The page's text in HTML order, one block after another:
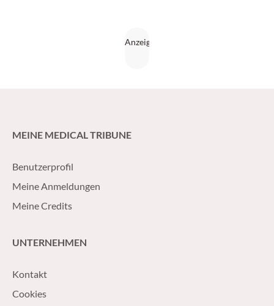
MEINE MEDICAL TRIBUNE
Benutzerprofil
Meine Anmeldungen
Meine Credits
UNTERNEHMEN
Kontakt
Cookies